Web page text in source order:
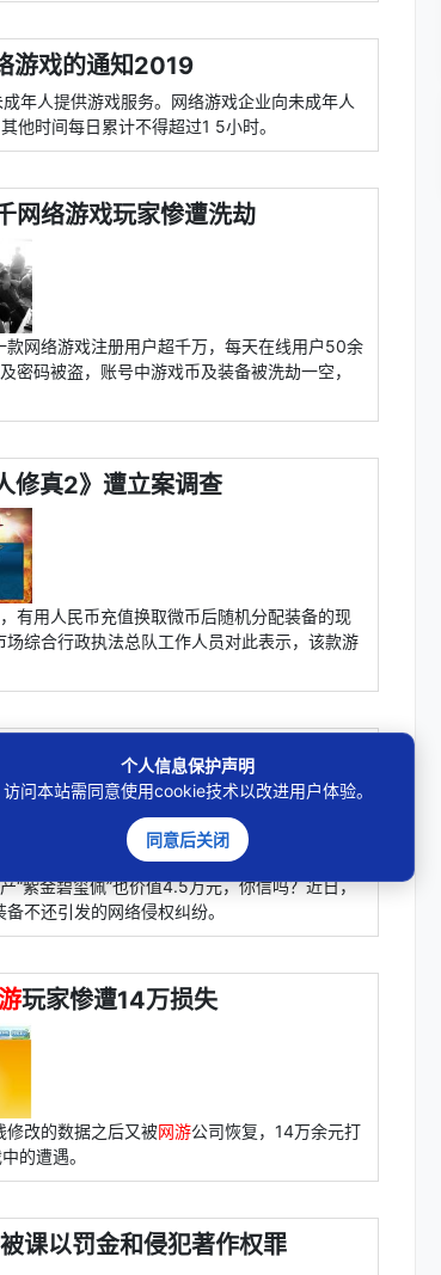
游戏的通知2019
年人提供游戏服务。网络游戏企业向未成年人
他时间每日累计不得超过1 5小时。
网络游戏玩家惨遭洗劫
网络游戏注册用户超千万，每天在线用户50余
码被盗，账号中游戏币及装备被洗劫一空，
修真2》遭立案调查
有用人民币充值换取微币后随机分配装备的现
综合行政执法总队工作人员对此表示，该款游
元巨额虚拟财产引争议
“紫金碧玺佩”也价值4.5万元，你信吗？近日，
不还引发的网络侵权纠纷。
玩家惨遭14万损失
修改的数据之后又被网游公司恢复，14万余元打
的遭遇。
课以罚金和侵犯著作权罪
个人信息保护声明
访问本站需同意使用cookie技术以改进用户体验。
同意后关闭